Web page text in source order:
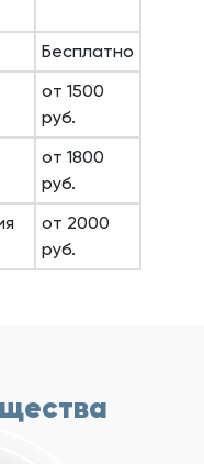
Бесплатно
от 1500
руб.
от 1800
руб.
от 2000
руб.